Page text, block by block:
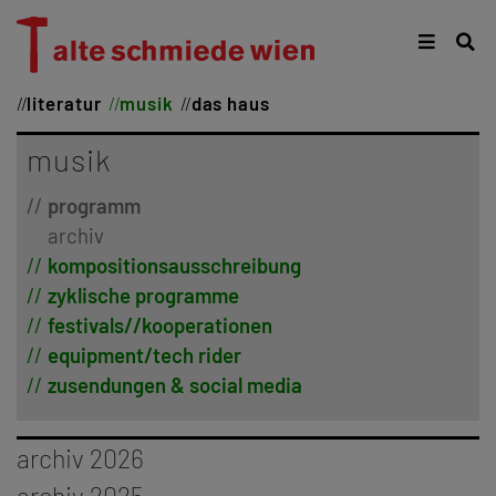
literatur musik das haus
musik
programm
archiv
kompositionsausschreibung
zyklische programme
festivals//kooperationen
equipment/tech rider
zusendungen & social media
archiv 2026